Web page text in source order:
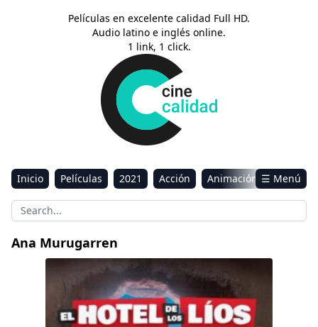
Películas en excelente calidad Full HD.
Audio latino e inglés online.
1 link, 1 click.
Inicio Películas 2021 Acción
Animación
Aventura
Ciencia ficción Comedia
Drama
Sci-Fi & Fantasy
☰ Menú
Ana Murugarren
El hotel de los líos. García y García 2